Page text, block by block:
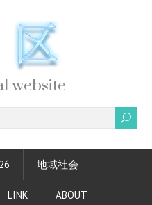
website
地域社会
LINK ABOUT